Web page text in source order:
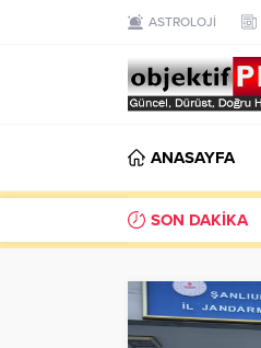
ASTROLOJİ
ANASAYFA
SON DAKİKA